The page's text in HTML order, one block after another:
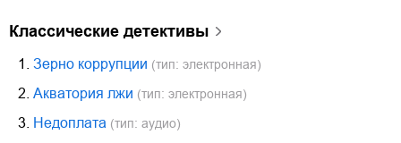
классические детективы
1. Зерно коррупции (тип: электронная)
2. Акватория лжи (тип: электронная)
3. Недоплата (тип: аудио)